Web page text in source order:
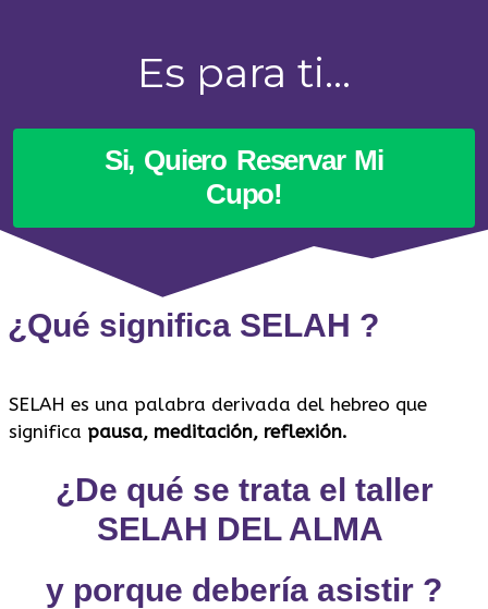
Es para ti…
Si, Quiero Reservar Mi
Cupo!
¿Qué significa SELAH ?
SELAH es una palabra derivada del hebreo que
significa pausa, meditación, reflexión.
¿De qué se trata el taller
SELAH DEL ALMA
y porque debería asistir ?